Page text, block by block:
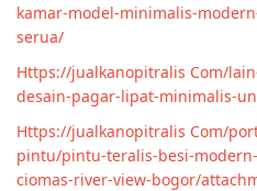
kamar-model-minimalis-
serua/
Https://jualkanopitralis Com/
desain-pagar-lipat-minimalis-
Https://jualkanopitralis Com/
pintu/pintu-teralis-besi-
ciomas-river-view-bogor/